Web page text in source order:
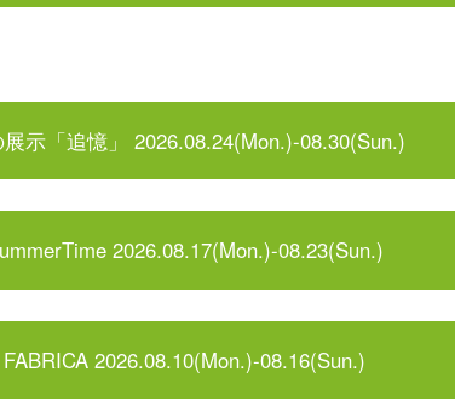
示「追憶」 2026.08.24(Mon.)-08.30(Sun.)
2026.08.17(Mon.)-08.23(Sun.)
FABRICA 2026.08.10(Mon.)-08.16(Sun.)